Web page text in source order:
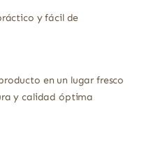
y fácil de
en un lugar fresco
y calidad óptima